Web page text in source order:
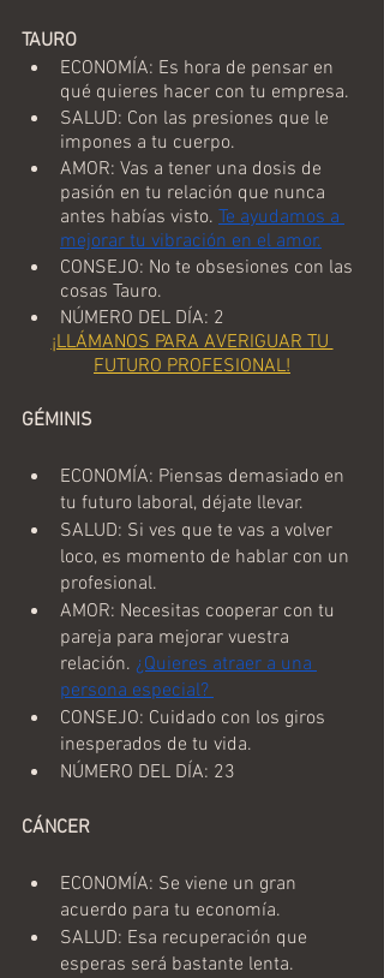
TAURO
ECONOMÍA: Es hora de pensar en
qué quieres hacer con tu empresa.
SALUD: Con las presiones que le
impones a tu cuerpo.
AMOR: Vas a tener una dosis de
pasión en tu relación que nunca
antes habías visto. Te ayudamos a
mejorar tu vibración en el amor.
CONSEJO: No te obsesiones con las
cosas Tauro.
NÚMERO DEL DÍA: 2
¡LLÁMANOS PARA AVERIGUAR TU
FUTURO PROFESIONAL!
GÉMINIS
ECONOMÍA: Piensas demasiado en
tu futuro laboral, déjate llevar.
SALUD: Si ves que te vas a volver
loco, es momento de hablar con un
profesional.
AMOR: Necesitas cooperar con tu
pareja para mejorar vuestra
relación. ¿Quieres atraer a una
persona especial?
CONSEJO: Cuidado con los giros
inesperados de tu vida.
NÚMERO DEL DÍA: 23
CÁNCER
ECONOMÍA: Se viene un gran
acuerdo para tu economía.
SALUD: Esa recuperación que
esperas será bastante lenta.